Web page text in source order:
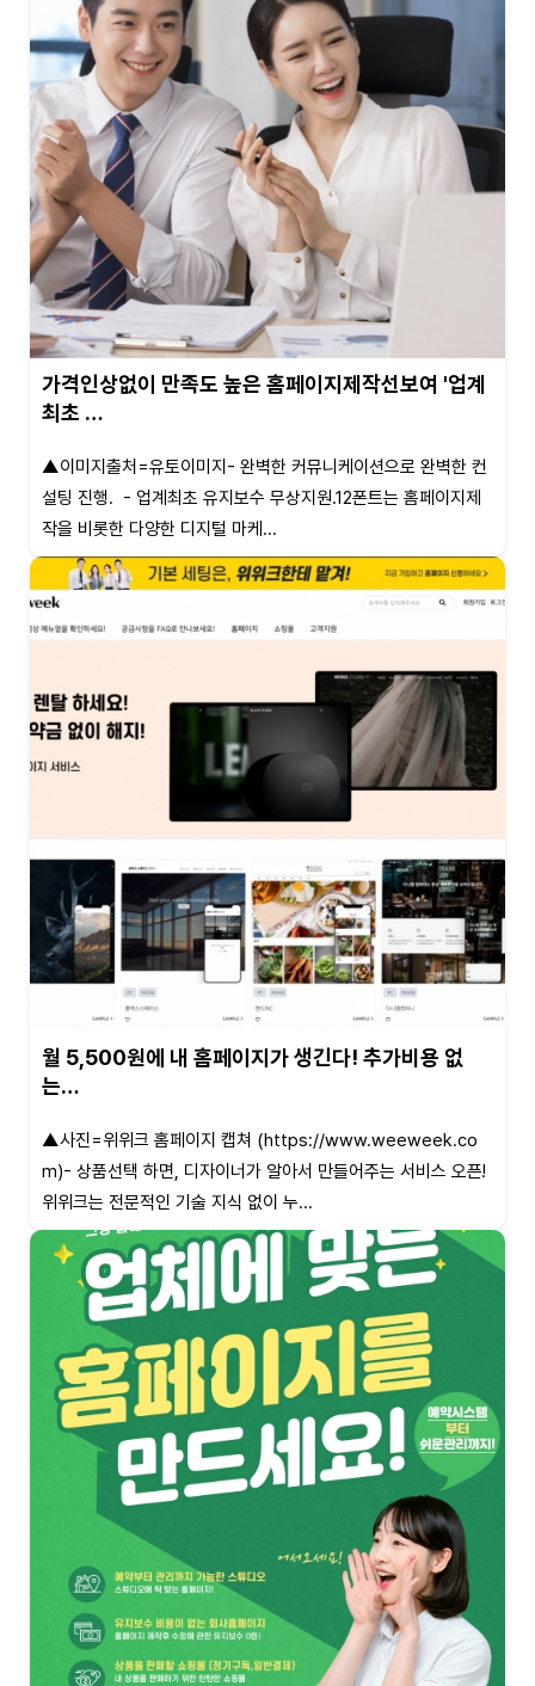
가격인상없이 만족도 높은 홈페이지제작선보여 '업계
최초 …
▲이미지출처=유토이미지- 완벽한 커뮤니케이션으로 완벽한 컨
설팅 진행. - 업계최초 유지보수 무상지원.12폰트는 홈페이지제
작을 비롯한 다양한 디지털 마케...
월 5,500원에 내 홈페이지가 생긴다! 추가비용 없
는…
▲사진=위위크 홈페이지 캡쳐 (https://www.weeweek.co
m)- 상품선택 하면, 디자이너가 알아서 만들어주는 서비스 오픈!
위위크는 전문적인 기술 지식 없이 누...